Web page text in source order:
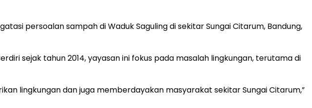
persoalan sampah di Waduk Saguling di sekitar Sungai Citarum, Bandung,
sejak tahun 2014, yayasan ini fokus pada masalah lingkungan, terutama di
lingkungan dan juga memberdayakan masyarakat sekitar Sungai Citarum,”